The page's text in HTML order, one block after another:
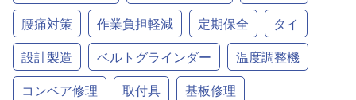
腰痛対策
作業負担軽減 定期保全
タイ
設計製造
ベルトグラインダー
温度調整機
コンベア修理
取付具
基板修理